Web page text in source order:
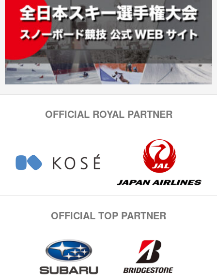
OFFICIAL ROYAL PARTNER
OFFICIAL TOP PARTNER